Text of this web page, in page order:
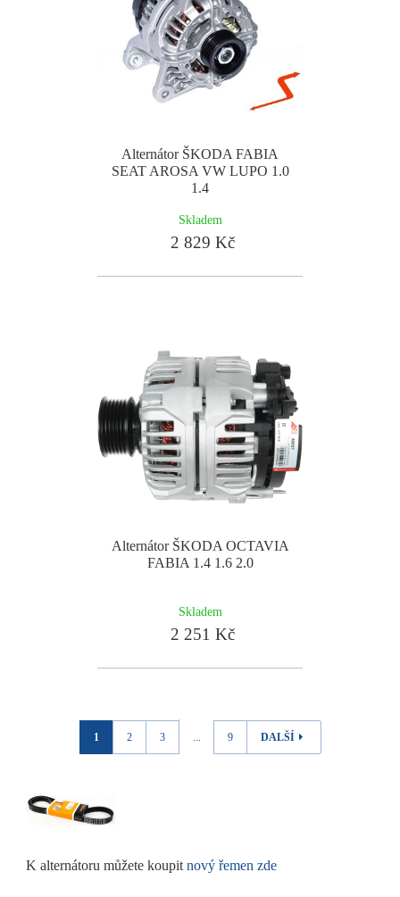
Alternátor ŠKODA FABIA
SEAT AROSA VW LUPO 1.0
1.4
Skladem
2 829 Kč
Alternátor ŠKODA OCTAVIA
FABIA 1.4 1.6 2.0
Skladem
2 251 Kč
1 2 3 ... 9 DALŠÍ
K alternátoru můžete koupit nový řemen zde